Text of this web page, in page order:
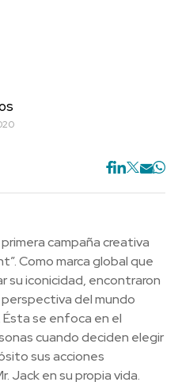
primera campaña creativa
Como marca global que
su iconicidad, encontraron
del mundo
se enfoca en el
cuando deciden elegir
sus acciones
Jack en su propia vida.